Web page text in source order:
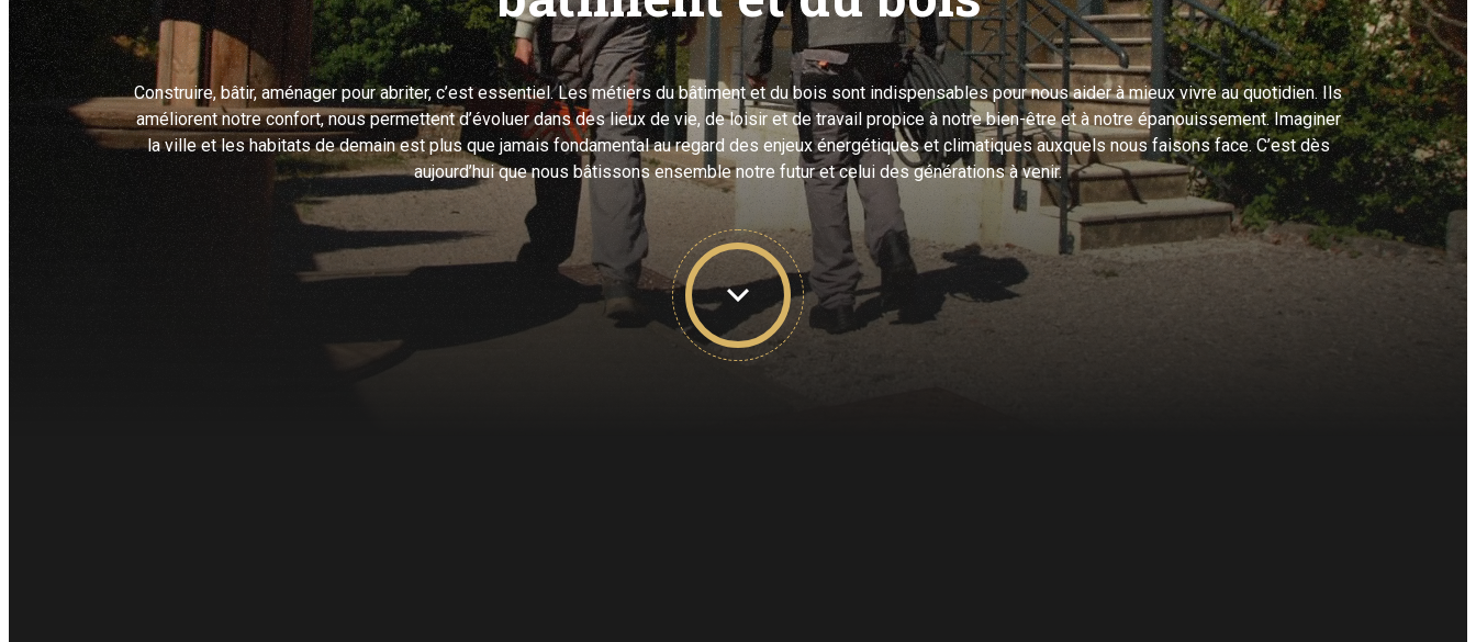
Construire, bâtir, aménager pour abriter, c’est essentiel. Les métiers du bâtiment et du bois sont indispensables pour nous aider à mieux vivre au quotidien. Ils
améliorent notre confort, nous permettent d’évoluer dans des lieux de vie, de loisir et de travail propice à notre bien-être et à notre épanouissement. Imaginer
la ville et les habitats de demain est plus que jamais fondamental au regard des enjeux énergétiques et climatiques auxquels nous faisons face. C’est dès
aujourd’hui que nous bâtissons ensemble notre futur et celui des générations à venir.